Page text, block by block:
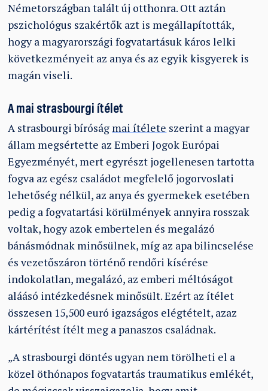
Németországban talált új otthonra. Ott aztán
pszichológus szakértők azt is megállapították,
hogy a magyarországi fogvatartásuk káros lelki
következményeit az anya és az egyik kisgyerek is
magán viseli.
A mai strasbourgi ítélet
A strasbourgi bíróság mai ítélete szerint a magyar
állam megsértette az Emberi Jogok Európai
Egyezményét, mert egyrészt jogellenesen tartotta
fogva az egész családot megfelelő jogorvoslati
lehetőség nélkül, az anya és gyermekek esetében
pedig a fogvatartási körülmények annyira rosszak
voltak, hogy azok embertelen és megalázó
bánásmódnak minősülnek, míg az apa bilincselése
és vezetőszáron történő rendőri kísérése
indokolatlan, megalázó, az emberi méltóságot
aláásó intézkedésnek minősült. Ezért az ítélet
összesen 15,500 euró igazságos elégtételt, azaz
kártérítést ítélt meg a panaszos családnak.
„A strasbourgi döntés ugyan nem törölheti el a
közel öthónapos fogvatartás traumatikus emlékét,